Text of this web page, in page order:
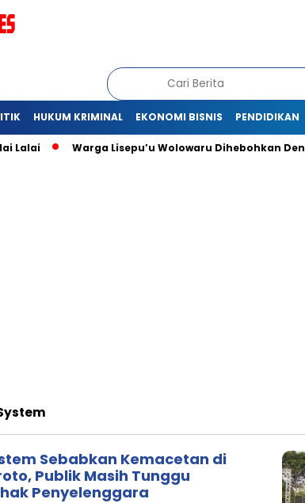
HUKUM KRIMINAL EKONOMI BISNIS PENDIDIKAN
Warga Lisepu’u Wolowaru Dihebohkan
Sebabkan Kemacetan di
Publik Masih Tunggu
Penyelenggara